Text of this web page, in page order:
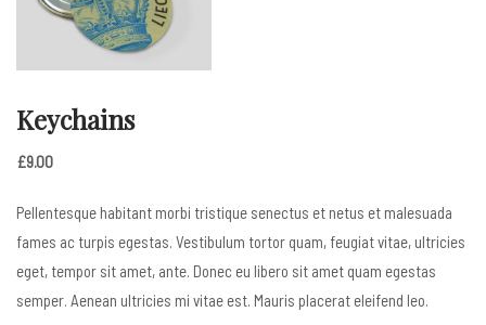
Keychains
£9.00
Pellentesque habitant morbi tristique senectus et netus et malesuada
fames ac turpis egestas. Vestibulum tortor quam, feugiat vitae, ultricies
eget, tempor sit amet, ante. Donec eu libero sit amet quam egestas
semper. Aenean ultricies mi vitae est. Mauris placerat eleifend leo.